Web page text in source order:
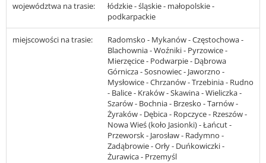
województwa na trasie:
łódzkie - śląskie - małopolskie -
podkarpackie
miejscowości na trasie:
Radomsko - Mykanów - Częstochowa -
Blachownia - Woźniki - Pyrzowice -
Mierzęcice - Podwarpie - Dąbrowa
Górnicza - Sosnowiec - Jaworzno -
Mysłowice - Chrzanów - Trzebinia - Rudno
- Balice - Kraków - Skawina - Wieliczka -
Szarów - Bochnia - Brzesko - Tarnów -
Żyraków - Dębica - Ropczyce - Rzeszów -
Nowa Wieś (koło Jasionki) - Łańcut -
Przeworsk - Jarosław - Radymno -
Zadąbrowie - Orły - Duńkowiczki -
Żurawica - Przemyśl